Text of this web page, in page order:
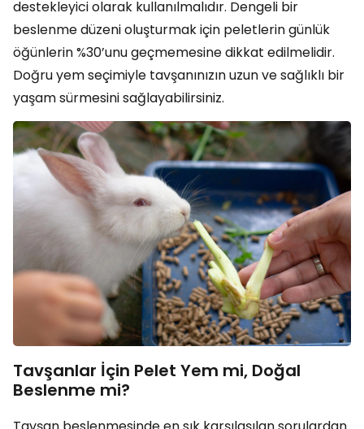
destekleyici olarak kullanılmalıdır. Dengeli bir
beslenme düzeni oluşturmak için peletlerin günlük
öğünlerin %30’unu geçmemesine dikkat edilmelidir.
Doğru yem seçimiyle tavşanınızın uzun ve sağlıklı bir
yaşam sürmesini sağlayabilirsiniz.
Tavşanlar İçin Pelet Yem mi, Doğal
Beslenme mi?